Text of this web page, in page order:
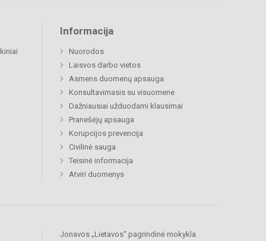
Informacija
Nuorodos
Laisvos darbo vietos
Asmens duomenų apsauga
Konsultavimasis su visuomene
Dažniausiai užduodami klausimai
Pranešėjų apsauga
Korupcijos prevencija
Civilinė sauga
Teisinė informacija
Atviri duomenys
Jonavos „Lietavos“ pagrindinė mokykla